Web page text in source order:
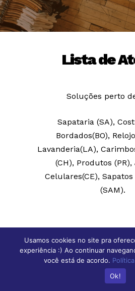
Lista de
Soluções perto
Sapataria (SA),
Bordados(BO),
Lavanderia(LA),
(CH), Produtos (PR),
Celulares(CE),
(SAM).
Espírito Santo
Usamos cookies no site pra
experiência :) Ao continuar
você está de acordo.
Ok!